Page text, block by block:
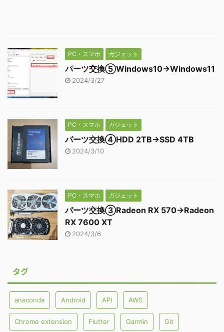
PC・スマホ ガジェット
パーツ交換⑤Windows10→Windows11
2024/3/27
PC・スマホ ガジェット
パーツ交換④HDD 2TB→SSD 4TB
2024/3/10
PC・スマホ ガジェット
パーツ交換③Radeon RX 570→Radeon
RX 7600 XT
2024/3/6
タグ
anaconda Android API AWS
Chrome extension Flutter Garmin Git